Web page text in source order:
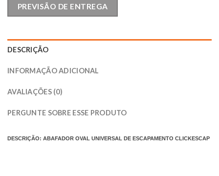
PREVISÃO DE ENTREGA
DESCRIÇÃO
INFORMAÇÃO ADICIONAL
AVALIAÇÕES (0)
PERGUNTE SOBRE ESSE PRODUTO
DESCRIÇÃO: ABAFADOR OVAL UNIVERSAL DE ESCAPAMENTO CLICKESCAP